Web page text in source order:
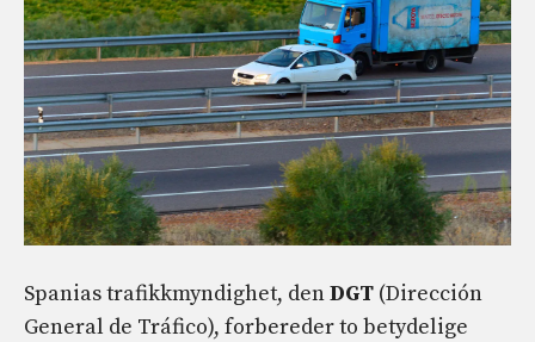
Spanias trafikkmyndighet, denDGT (Dirección
General de Tráfico), forbereder to betydelige